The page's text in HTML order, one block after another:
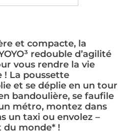
et compacte, la
redouble d’agilité
vous rendre la vie
! La poussette
et se déplie en un tour
bandoulière, se faufile
métro, montez dans
un taxi ou envolez –
du monde* !